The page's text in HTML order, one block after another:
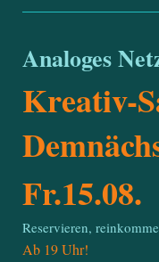
Analoges
Kreativ-
Fr.15.08.
Reservieren,
Ab 19 Uhr!